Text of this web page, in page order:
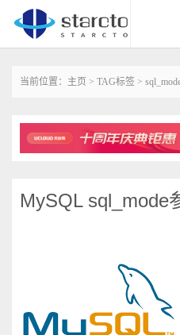
当前位置： 主页 > TAG标签 >
MySQL sql_mode